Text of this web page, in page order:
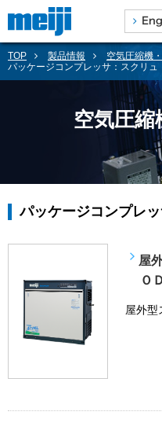
TOP 製品情報
空気圧縮機
パッケージコンプレッサ：スクリュ
空気圧縮
パッケージコンプレ
屋
Ｏ
屋外型